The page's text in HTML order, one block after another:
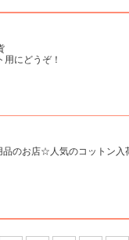
にどうぞ！
のお店☆人気のコットン入